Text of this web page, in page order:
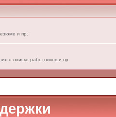
и пр.
о поиске работников и пр.